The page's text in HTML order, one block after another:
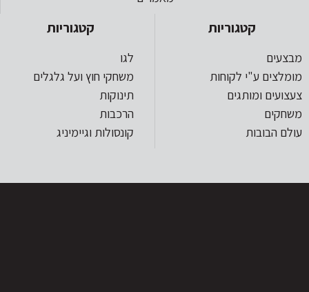
קטגוריות
מבצעים
מומלצים ע"י לקוחות
צעצועים ומותגים
משחקים
עולם הבובות
קטגוריות
לגו
משחקי חוץ ועל גלגלים
תינוקות
הרכבות
קונסולות וגיימיניג